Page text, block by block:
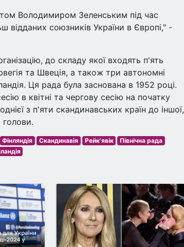
Володимиром Зеленським під час
відданих союзників України в Європі," -
до складу якої входять п'ять
та Швеція, а також три автономні
Ця рада була заснована в 1952 році.
в квітні та чергову сесію на початку
з п'яти скандинавських країн до іншої,
голови.
Фінляндія Скандинавія Рейк'явік
Північна рада